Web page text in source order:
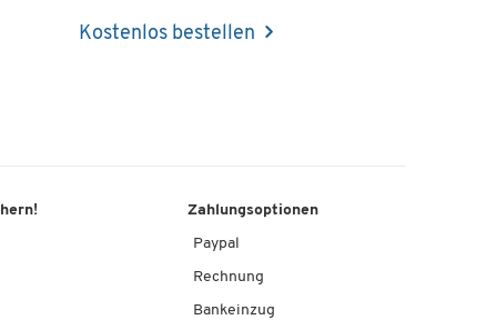
Kostenlos bestellen
Zahlungsoptionen
Paypal
Rechnung
Bankeinzug